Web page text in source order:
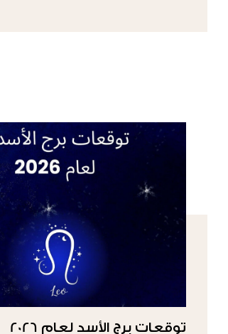
توقعات برج الأسد لعام 2026